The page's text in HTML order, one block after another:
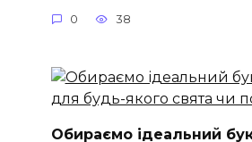
0 38
Обираємо ідеальний